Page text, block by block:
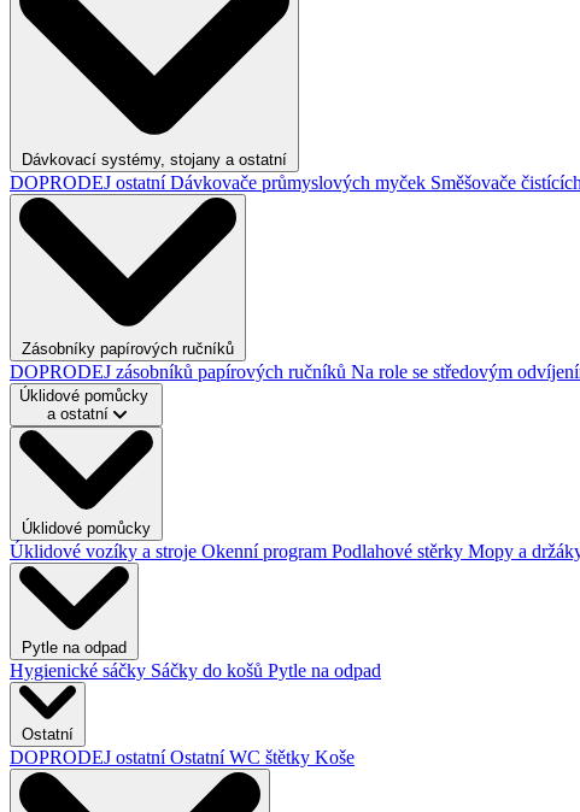
Dávkovací systémy, stojany a ostatní
DOPRODEJ ostatníDávkovače průmyslových myček Směšovače
Zásobníky papírových ručníků
DOPRODEJ zásobníků papírových ručníků Na role se středovým
Úklidové pomůcky
a ostatní
Úklidové pomůcky
Úklidové vozíky a stroje Okenní program Podlahové stěrky Mopy a
Pytle na odpad
Hygienické sáčky Sáčky do košů Pytle na odpad
Ostatní
DOPRODEJ ostatníOstatníWC štětky Koše